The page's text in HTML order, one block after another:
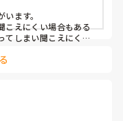
ます。
こえにくい場合もある
てしまい聞こえにくい